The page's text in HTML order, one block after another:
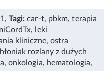
, Tagi: car-t, pbkm, terapia
, leki
kliniczne, ostra
rozlany z dużych
, onkologia, hematologia,